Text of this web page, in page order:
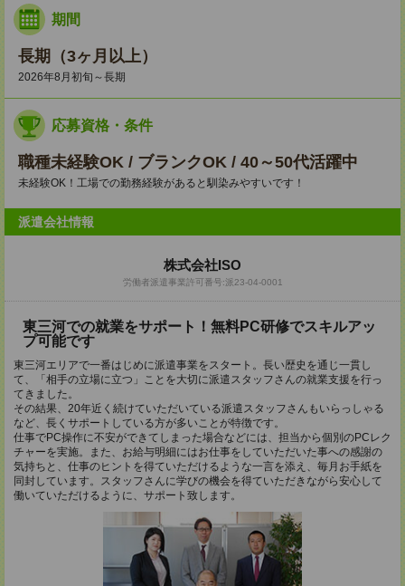
期間
長期（3ヶ月以上）
2026年8月初旬～長期
応募資格・条件
職種未経験OK / ブランクOK / 40～50代活躍中
未経験OK！工場での勤務経験があると馴染みやすいです！
派遣会社情報
株式会社ISO
労働者派遣事業許可番号:派23-04-0001
東三河での就業をサポート！無料PC研修でスキルアッ
プ可能です
東三河エリアで一番はじめに派遣事業をスタート。長い歴史を通じ一貫し
て、「相手の立場に立つ」ことを大切に派遣スタッフさんの就業支援を行っ
てきました。
その結果、20年近く続けていただいている派遣スタッフさんもいらっしゃる
など、長くサポートしている方が多いことが特徴です。
仕事でPC操作に不安ができてしまった場合などには、担当から個別のPCレク
チャーを実施。また、お給与明細にはお仕事をしていただいた事への感謝の
気持ちと、仕事のヒントを得ていただけるような一言を添え、毎月お手紙を
同封しています。スタッフさんに学びの機会を得ていただきながら安心して
働いていただけるように、サポート致します。